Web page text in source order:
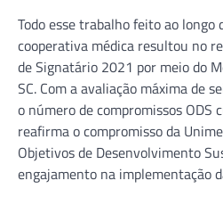
Todo esse trabalho feito ao
cooperativa médica resultou no
de Signatário 2021 por meio do
SC. Com a avaliação máxima de
o número de compromissos ODS
reafirma o compromisso da
Objetivos de Desenvolvimento
engajamento na implementação